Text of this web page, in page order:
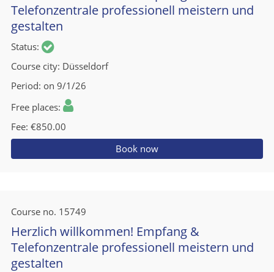
Telefonzentrale professionell meistern und
gestalten
Status
Course city Düsseldorf
Period on 9/1/26
Free places
Fee €850.00
Book now
Course no. 15749
Herzlich willkommen! Empfang &
Telefonzentrale professionell meistern und
gestalten